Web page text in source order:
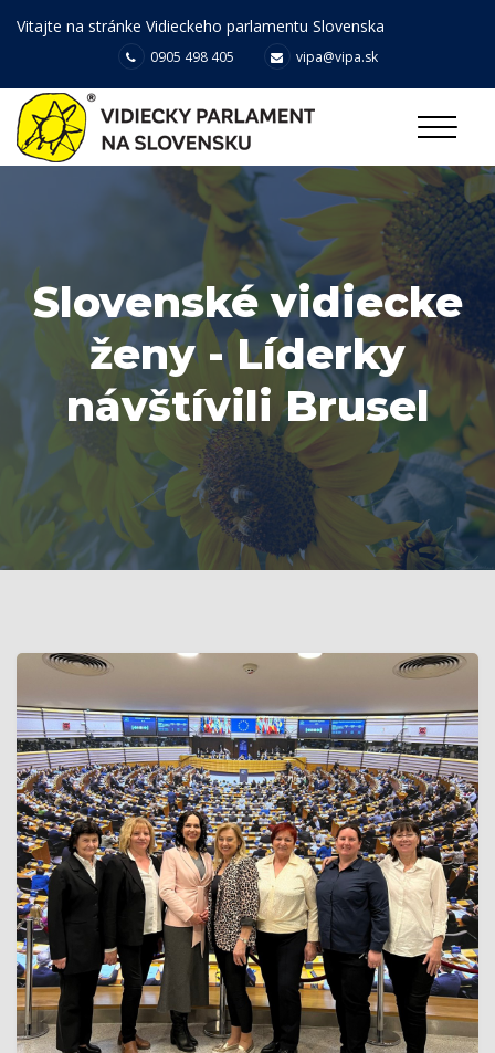
Vitajte na stránke Vidieckeho parlamentu Slovenska
0905 498 405 vipa@vipa.sk
Slovenské vidiecke
ženy - Líderky
návštívili Brusel